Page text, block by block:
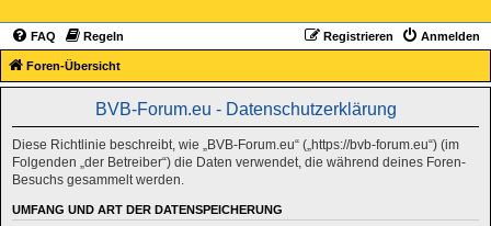
FAQ Regeln Anmelden
Registrieren
Foren-Übersicht
BVB-Forum.eu - Datenschutzerklärung
Diese Richtlinie beschreibt, wie „BVB-Forum.eu“ („https://bvb-forum.eu“) (im
Folgenden „der Betreiber“) die Daten verwendet, die während deines Foren-
Besuchs gesammelt werden.
UMFANG UND ART DER DATENSPEICHERUNG